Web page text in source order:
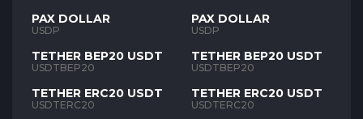
PAX DOLLAR
USDP
TETHER BEP20 USDT
USDTBEP20
TETHER ERC20 USDT
USDTERC20
PAX DOLLAR
USDP
TETHER BEP20 USDT
USDTBEP20
TETHER ERC20 USDT
USDTERC20